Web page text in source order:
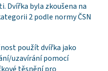
Dvířka byla zkoušena na
2 podle normy ČSN
použít dvířka jako
uzavírání pomocí